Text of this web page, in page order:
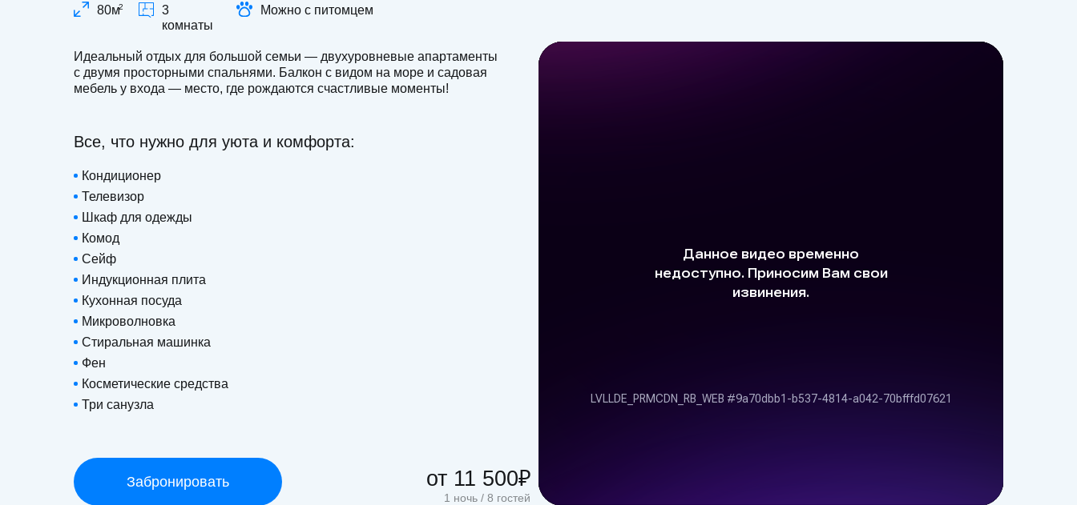
80м
3
комнаты
Можно с питомцем
2
Идеальный отдых для большой семьи — двухуровневые апартаменты
с двумя просторными спальнями. Балкон с видом на море и садовая
мебель у входа — место, где рождаются счастливые моменты!
Кондиционер
Все, что нужно для уюта и комфорта:
Телевизор
Шкаф для одежды
Комод
Сейф
Индукционная плита
Кухонная посуда
Фен
Микроволновка
Стиральная машинка
Косметические средства
Три санузла
Забронировать от 11 500₽
1 ночь / 8 гостей